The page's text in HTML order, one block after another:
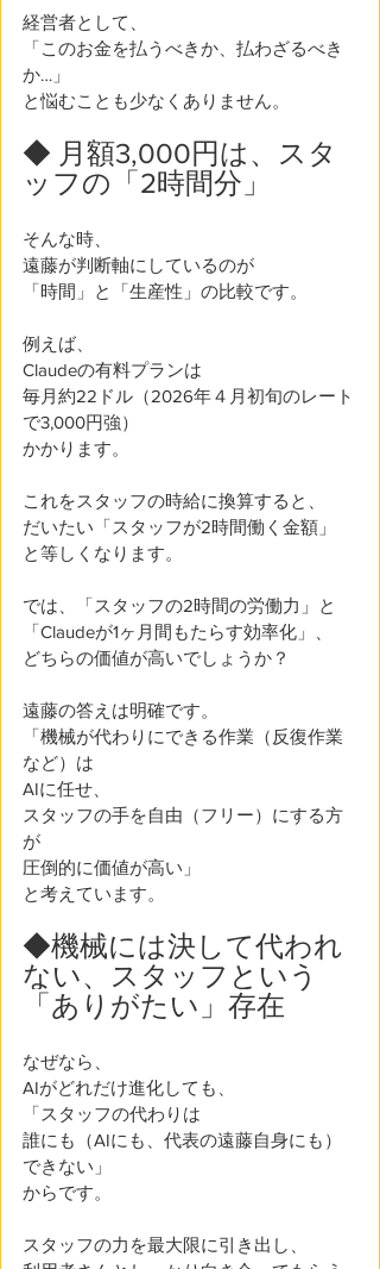
経営者として、
「このお金を払うべきか、払わざるべき
か…」
と悩むことも少なくありません。
◆ 月額3,000円は、スタ
ッフの「2時間分」
そんな時、
遠藤が判断軸にしているのが
「時間」と「生産性」の比較です。
例えば、
Claudeの有料プランは
毎月約22ドル（2026年４月初旬のレート
で3,000円強）
かかります。
これをスタッフの時給に換算すると、
だいたい「スタッフが2時間働く金額」
と等しくなります。
では、「スタッフの2時間の労働力」と
「Claudeが1ヶ月間もたらす効率化」、
どちらの価値が高いでしょうか？
遠藤の答えは明確です。
「機械が代わりにできる作業（反復作業
など）は
AIに任せ、
スタッフの手を自由（フリー）にする方
が
圧倒的に価値が高い」
と考えています。
◆機械には決して代われ
ない、スタッフという
「ありがたい」存在
なぜなら、
AIがどれだけ進化しても、
「スタッフの代わりは
誰にも（AIにも、代表の遠藤自身にも）
できない」
からです。
スタッフの力を最大限に引き出し、